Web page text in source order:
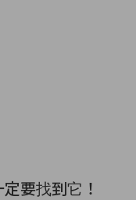
要找到它！